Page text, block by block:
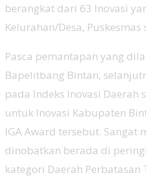
berangkat dari 63 Inovasi
Kelurahan/Desa,
Pasca pemantapan yang
Bapelitbang Bintan,
pada Indeks Inovasi Daerah
untuk Inovasi Kabupaten
IGA Award tersebut. Sangat
dinobatkan berada di
kategori Daerah Perbatasan